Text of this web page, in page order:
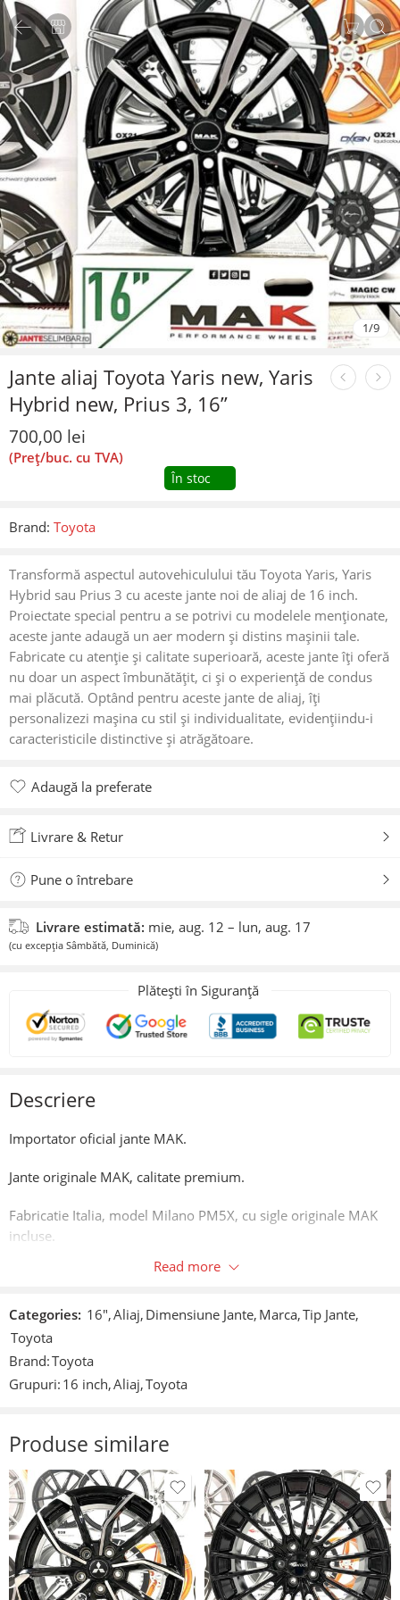
1/9
Jante aliaj Toyota Yaris new, Yaris
Hybrid new, Prius 3, 16”
700,00 lei
(Preț/buc. cu TVA)
În stoc
Brand: Toyota
Transformă aspectul autovehiculului tău Toyota Yaris, Yaris
Hybrid sau Prius 3 cu aceste jante noi de aliaj de 16 inch.
Proiectate special pentru a se potrivi cu modelele menționate,
aceste jante adaugă un aer modern și distins mașinii tale.
Fabricate cu atenție și calitate superioară, aceste jante îți oferă
nu doar un aspect îmbunătățit, ci și o experiență de condus
mai plăcută. Optând pentru aceste jante de aliaj, îți
personalizezi mașina cu stil și individualitate, evidențiindu-i
caracteristicile distinctive și atrăgătoare.
Adaugă la preferate
Livrare & Retur
Pune o întrebare
Livrare estimată: mie, aug. 12 – lun, aug. 17
(cu excepția Sâmbătă, Duminică)
Plătești în Siguranță
Descriere
Importator oficial jante MAK.
Jante originale MAK, calitate premium.
Fabricatie Italia, model Milano PM5X, cu sigle originale MAK
incluse.
Negru lucios cu front argintiu/Glossy black with silver
diamond cut.
Caracteristici:
Latime: 6j.
Diametru: 16”.
ET: 50.
Gaura centrala: 54,1mm.
Read more
Categories: 16",Aliaj, Dimensiune Jante, Marca,Tip Jante,
Toyota
Brand:Toyota
Grupuri: 16 inch,Aliaj,Toyota
Produse similare